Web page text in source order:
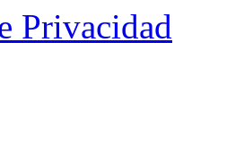
Privacidad